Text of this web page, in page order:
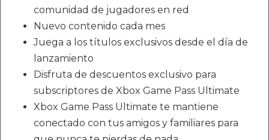
comunidad de jugadores en red
Nuevo contenido cada mes
Juega a los títulos exclusivos desde el día de
lanzamiento
Disfruta de descuentos exclusivo para
subscriptores de Xbox Game Pass Ultimate
Xbox Game Pass Ultimate te mantiene
conectado con tus amigos y familiares para